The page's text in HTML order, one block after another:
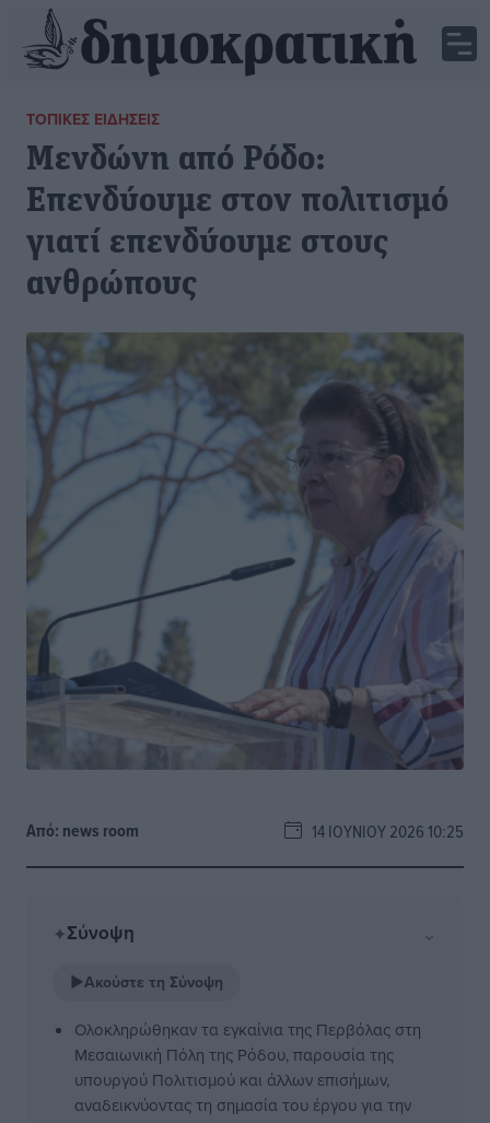
ΤΟΠΙΚΈΣ ΕΙΔΉΣΕΙΣ
Μενδώνη από Ρόδο:
Επενδύουμε στον πολιτισμό
γιατί επενδύουμε στους
ανθρώπους
Από: news room 14 ΙΟΥΝΊΟΥ 2026 10:25
✦Σύνοψη ⌄
▶Ακούστε τη Σύνοψη
Ολοκληρώθηκαν τα εγκαίνια της Περβόλας στη
Μεσαιωνική Πόλη της Ρόδου, παρουσία της
υπουργού Πολιτισμού και άλλων επισήμων,
αναδεικνύοντας τη σημασία του έργου για την